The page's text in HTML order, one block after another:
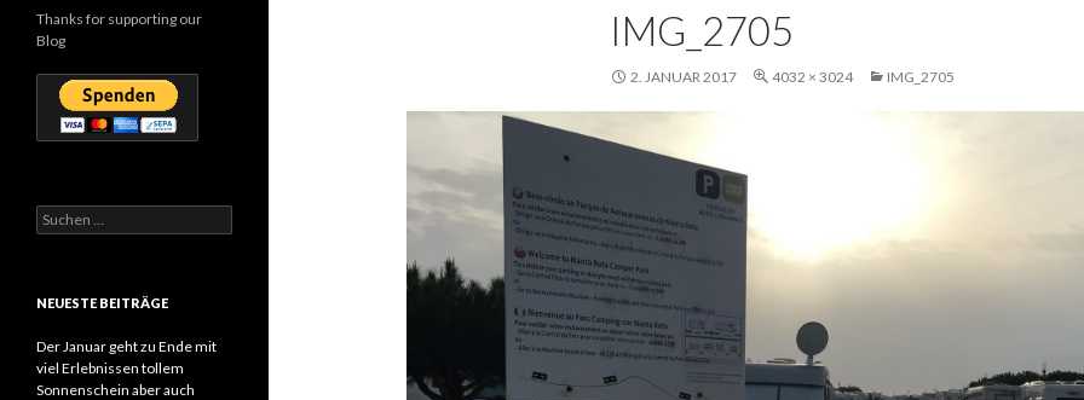
IMG_2705
2. JANUAR 2017 4032 × 3024 IMG_2705
Thanks for supporting our
Blog
Suchen
nach:
NEUESTE BEITRÄGE
Der Januar geht zu Ende mit
viel Erlebnissen tollem
Sonnenschein aber auch